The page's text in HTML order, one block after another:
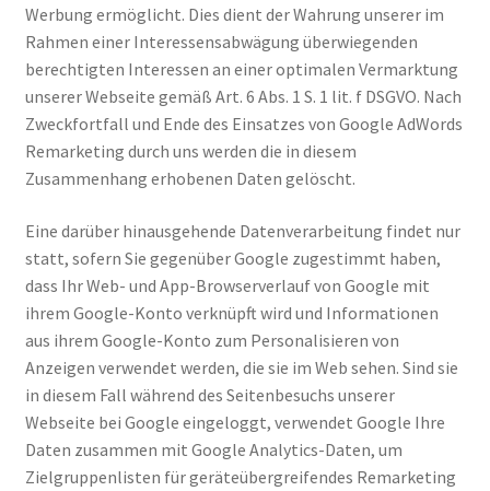
Werbung ermöglicht. Dies dient der Wahrung unserer im
Rahmen einer Interessensabwägung überwiegenden
berechtigten Interessen an einer optimalen Vermarktung
unserer Webseite gemäß Art. 6 Abs. 1 S. 1 lit. f DSGVO. Nach
Zweckfortfall und Ende des Einsatzes von Google AdWords
Remarketing durch uns werden die in diesem
Zusammenhang erhobenen Daten gelöscht.
Eine darüber hinausgehende Datenverarbeitung findet nur
statt, sofern Sie gegenüber Google zugestimmt haben,
dass Ihr Web- und App-Browserverlauf von Google mit
ihrem Google-Konto verknüpft wird und Informationen
aus ihrem Google-Konto zum Personalisieren von
Anzeigen verwendet werden, die sie im Web sehen. Sind sie
in diesem Fall während des Seitenbesuchs unserer
Webseite bei Google eingeloggt, verwendet Google Ihre
Daten zusammen mit Google Analytics-Daten, um
Zielgruppenlisten für geräteübergreifendes Remarketing